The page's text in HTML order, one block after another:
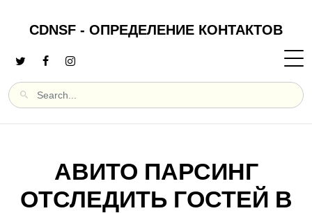
CDNSF - ОПРЕДЕЛЕНИЕ КОНТАКТОВ
АВИТО ПАРСИНГ
ОТСЛЕДИТЬ ГОСТЕЙ В